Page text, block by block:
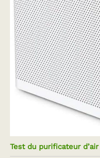
Test du purificateur